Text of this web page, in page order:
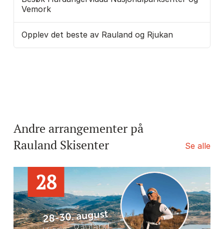
Vemork
Opplev det beste av Rauland og Rjukan
Andre arrangementer på
Rauland Skisenter
Se alle
28